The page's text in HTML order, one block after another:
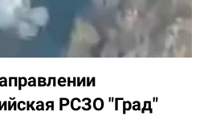
РСЗО "Град"